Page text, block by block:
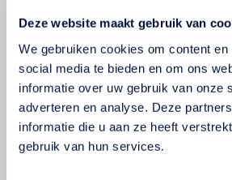
Deze website maakt gebruik van
We gebruiken cookies om content
social media te bieden en om ons
informatie over uw gebruik van onze
adverteren en analyse. Deze
informatie die u aan ze heeft
gebruik van hun services.